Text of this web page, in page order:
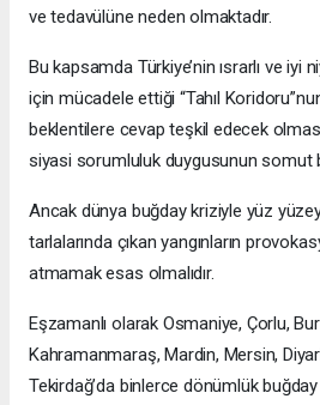
ve tedavülüne neden olmaktadır.
Bu kapsamda Türkiye’nin ısrarlı ve iyi
için mücadele ettiği “Tahıl
beklentilere cevap teşkil edecek
siyasi sorumluluk duygusunun somut
Ancak dünya buğday kriziyle yüz
tarlalarında çıkan yangınların
atmamak esas olmalıdır.
Eşzamanlı olarak Osmaniye, Çorlu,
Kahramanmaraş, Mardin, Mersin,
Tekirdağ’da binlerce dönümlük buğday